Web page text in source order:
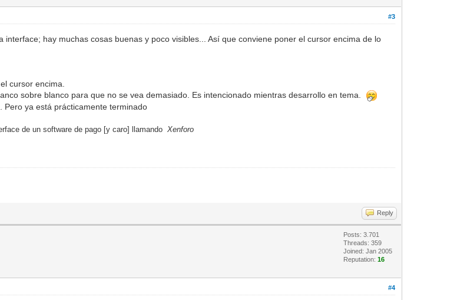
#3
hay muchas cosas buenas y poco visibles... Así que conviene poner el cursor encima de lo
cursor encima.
sobre blanco para que no se vea demasiado. Es intencionado mientras desarrollo en tema.
Pero ya está prácticamente terminado
de un software de pago [y caro] llamandoXenforo
Reply
Posts: 3.701
Threads: 359
Joined: Jan 2005
Reputation:16
#4